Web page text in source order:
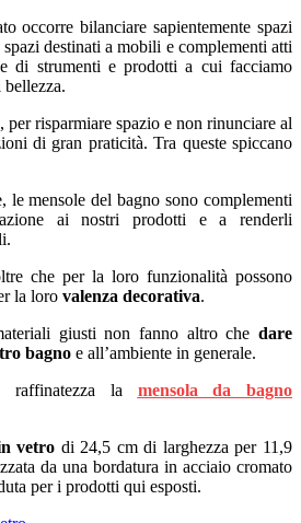
occorre bilanciare sapientemente spazi
destinati a mobili e complementi atti
di strumenti e prodotti a cui facciamo
, per risparmiare spazio e non rinunciare al
di gran praticità. Tra queste spiccano
le mensole del bagno sono complementi
ai nostri prodotti e a renderli
che per la loro funzionalità possono
la loro valenza decorativa.
giusti non fanno altro che dare
bagno e all’ambiente in generale.
raffinatezza la mensola da bagno
vetro di 24,5 cm di larghezza per 11,9
da una bordatura in acciaio cromato
per i prodotti qui esposti.